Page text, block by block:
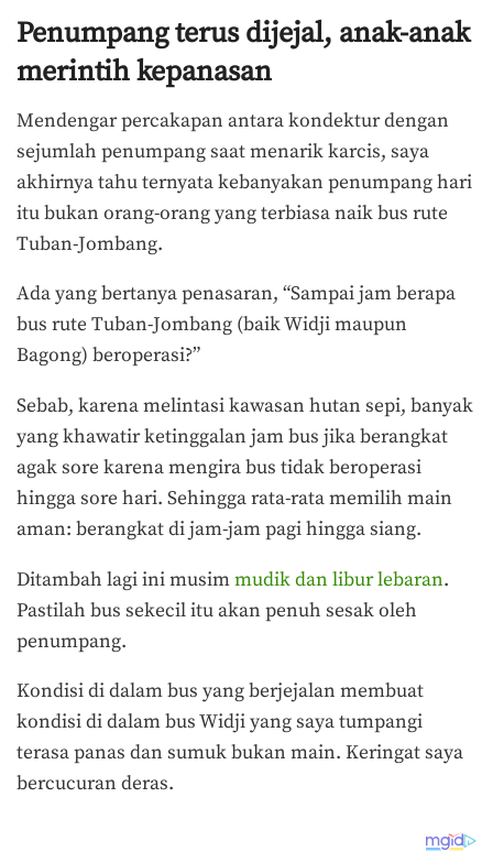
Penumpang terus dijejal, anak-anak
merintih kepanasan
Mendengar percakapan antara kondektur dengan
sejumlah penumpang saat menarik karcis, saya
akhirnya tahu ternyata kebanyakan penumpang hari
itu bukan orang-orang yang terbiasa naik bus rute
Tuban-Jombang.
Ada yang bertanya penasaran, “Sampai jam berapa
bus rute Tuban-Jombang (baik Widji maupun
Bagong) beroperasi?”
Sebab, karena melintasi kawasan hutan sepi, banyak
yang khawatir ketinggalan jam bus jika berangkat
agak sore karena mengira bus tidak beroperasi
hingga sore hari. Sehingga rata-rata memilih main
aman: berangkat di jam-jam pagi hingga siang.
Ditambah lagi ini musimmudik dan libur lebaran.
Pastilah bus sekecil itu akan penuh sesak oleh
penumpang.
Kondisi di dalam bus yang berjejalan membuat
kondisi di dalam bus Widji yang saya tumpangi
terasa panas dan sumuk bukan main. Keringat saya
bercucuran deras.